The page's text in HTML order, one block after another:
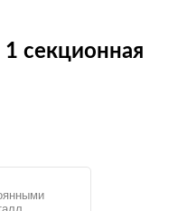
1 секционная